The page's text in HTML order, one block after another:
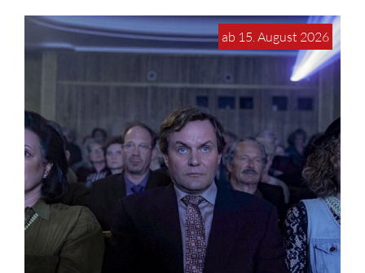
ab 15. August 2026